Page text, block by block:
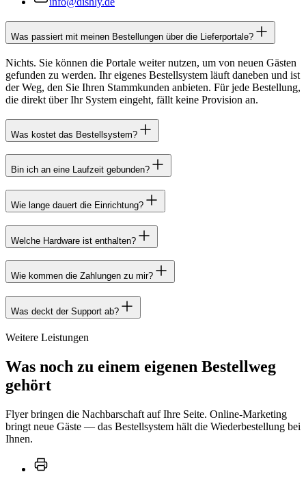
Was passiert mit meinen Bestellungen über die Lieferportale?
Nichts. Sie können die Portale weiter nutzen, um von neuen Gästen
gefunden zu werden. Ihr eigenes Bestellsystem läuft daneben und ist
der Weg, den Sie Ihren Stammkunden anbieten. Für jede Bestellung,
die direkt über Ihr System eingeht, fällt keine Provision an.
Was kostet das Bestellsystem?
Bin ich an eine Laufzeit gebunden?
Wie lange dauert die Einrichtung?
Welche Hardware ist enthalten?
Wie kommen die Zahlungen zu mir?
Was deckt der Support ab?
Weitere Leistungen
Was noch zu einem eigenen Bestellweg
gehört
Flyer bringen die Nachbarschaft auf Ihre Seite. Online-Marketing
bringt neue Gäste — das Bestellsystem hält die Wiederbestellung bei
Ihnen.